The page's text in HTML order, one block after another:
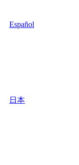
Español
日本